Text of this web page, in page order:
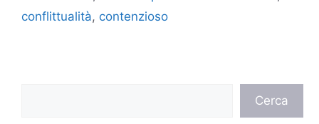
conflittualità, contenzioso
Cerca